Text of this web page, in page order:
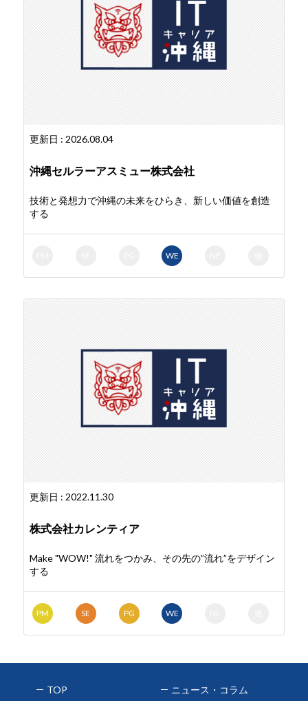
更新日 : 2026.08.04
沖縄セルラーアスミュー株式会社
技術と発想力で沖縄の未来をひらき、新しい価値を創造
する
WE
更新日 : 2022.11.30
株式会社カレンティア
Make "WOW!" 流れをつかみ、その先の”流れ”をデザイン
する
PM SE PG WE
TOP ニュース・コラム